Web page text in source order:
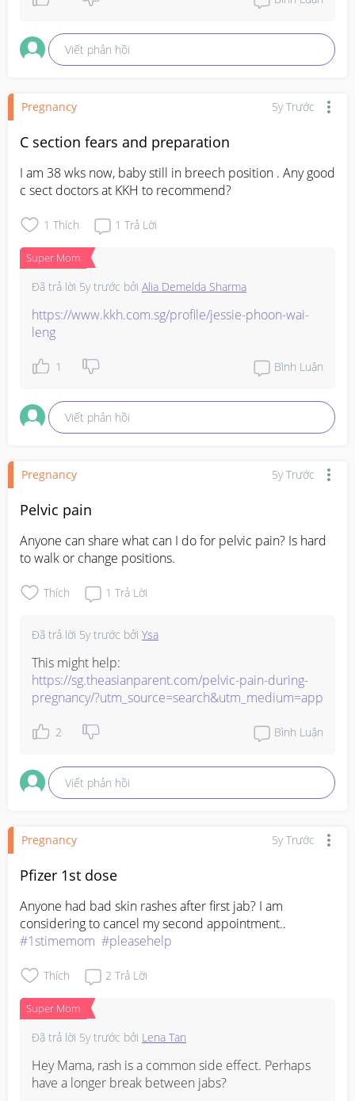
Viết phản hồi
Pregnancy 5y Trước
C section fears and preparation
I am 38 wks now, baby still in breech position . Any good
c sect doctors at KKH to recommend?
1 Thích 1 Trả Lời
Super Mom
Đã trả lời 5y trước bởi Alia Demelda Sharma
https://www.kkh.com.sg/profile/jessie-phoon-wai-
leng
1 Bình Luận
Viết phản hồi
Pregnancy 5y Trước
Pelvic pain
Anyone can share what can I do for pelvic pain? Is hard
to walk or change positions.
Thích 1 Trả Lời
Đã trả lời 5y trước bởi Ysa
https://sg.theasianparent.com/pelvic-pain-during-
pregnancy/?utm_source=search&utm_medium=app
2 Bình Luận
Viết phản hồi
Pregnancy 5y Trước
Pfizer 1st dose
Anyone had bad skin rashes after first jab? I am
#1stimemom #pleasehelp
Thích 2 Trả Lời
Super Mom
Đã trả lời 5y trước bởi Lena Tan
Hey Mama, rash is a common side effect. Perhaps
have a longer break between jabs?